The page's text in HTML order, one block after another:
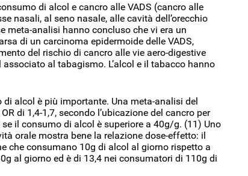
di alcol e cancro alle VADS (cancro alle
nasali, al seno nasale, alle cavità dell’orecchio
meta-analisi hanno concluso che vi era un
di un carcinoma epidermoide delle VADS,
del rischio di cancro alle vie aero-digestive
al tabagismo. L’alcol e il tabacco hanno
alcol è più importante. Una meta-analisi del
di 1,4-1,7, secondo l’ubicazione del cancro per
il consumo di alcol è superiore a 40g/g. (11) Uno
orale mostra bene la relazione dose-effetto: il
che consumano 10g di alcol al giorno rispetto a
al giorno ed è di 13,4 nei consumatori di 110g di